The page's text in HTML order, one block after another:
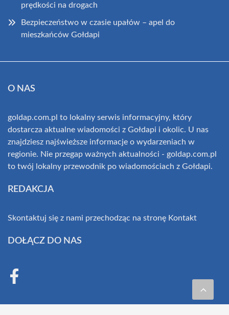
prędkości na drogach
Bezpieczeństwo w czasie upałów – apel do
mieszkańców Gołdapi
O NAS
goldap.com.pl to lokalny serwis informacyjny, który
dostarcza aktualne wiadomości z Gołdapi i okolic. U nas
znajdziesz najświeższe informacje o wydarzeniach w
regionie. Nie przegap ważnych aktualności - goldap.com.pl
to twój lokalny przewodnik po wiadomościach z Gołdapi.
REDAKCJA
Skontaktuj się z nami przechodząc na stronę Kontakt
DOŁĄCZ DO NAS